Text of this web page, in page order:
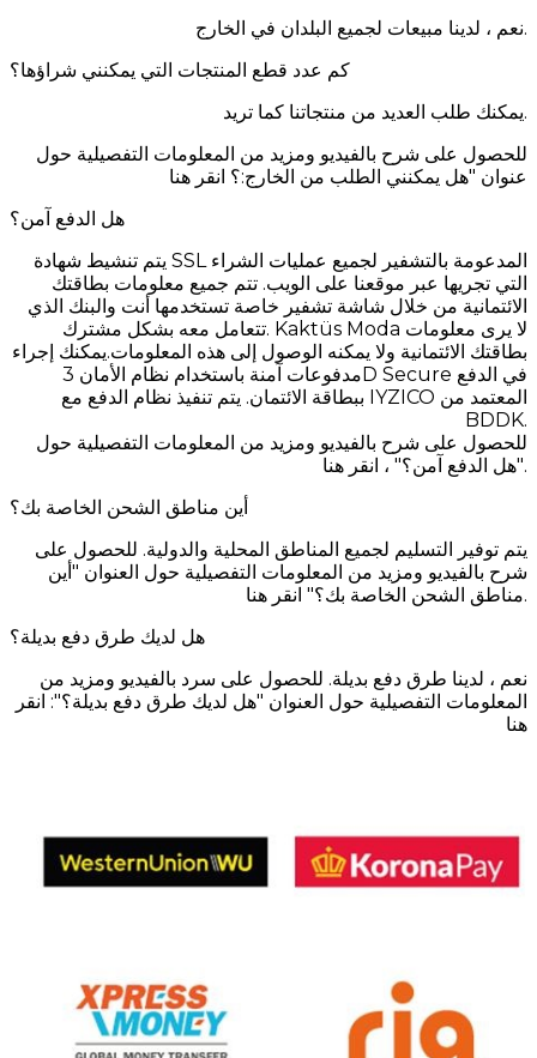
نعم ، لدينا مبيعات لجميع البلدان في الخارج.
كم عدد قطع المنتجات التي يمكنني شراؤها؟
يمكنك طلب العديد من منتجاتنا كما تريد.
للحصول على شرح بالفيديو ومزيد من المعلومات التفصيلية حول
عنوان "هل يمكنني الطلب من الخارج:؟ انقر هنا
هل الدفع آمن؟
يتم تنشيط شهادة SSL المدعومة بالتشفير لجميع عمليات الشراء
التي تجريها عبر موقعنا على الويب. تتم جميع معلومات بطاقتك
الائتمانية من خلال شاشة تشفير خاصة تستخدمها أنت والبنك الذي
تتعامل معه بشكل مشترك. Kaktüs Moda لا يرى معلومات
بطاقتك الائتمانية ولا يمكنه الوصول إلى هذه المعلومات.يمكنك إجراء
مدفوعات آمنة باستخدام نظام الأمان 3D Secure في الدفع
ببطاقة الائتمان. يتم تنفيذ نظام الدفع مع IYZICO المعتمد من
BDDK.
للحصول على شرح بالفيديو ومزيد من المعلومات التفصيلية حول
"هل الدفع آمن؟" ، انقر هنا.
أين مناطق الشحن الخاصة بك؟
يتم توفير التسليم لجميع المناطق المحلية والدولية. للحصول على
شرح بالفيديو ومزيد من المعلومات التفصيلية حول العنوان "أين
مناطق الشحن الخاصة بك؟" انقر هنا.
هل لديك طرق دفع بديلة؟
نعم ، لدينا طرق دفع بديلة. للحصول على سرد بالفيديو ومزيد من
المعلومات التفصيلية حول العنوان "هل لديك طرق دفع بديلة؟": انقر
هنا